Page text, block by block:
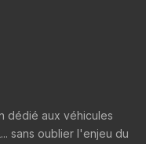
dédié aux véhicules
sans oublier l'enjeu du